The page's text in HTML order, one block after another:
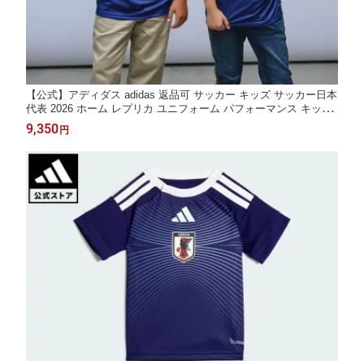
【公式】アディダス adidas 返品可 サッカー キッズ サッカー日本
代表 2026 ホーム レプリカ ユニフォーム パフォーマンス キッズ
／子供用 ウェア・服 ユニフォーム 青 ブルー JZ9688
9,350円